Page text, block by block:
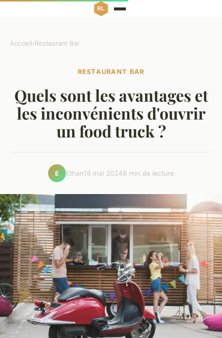
Accueil›Restaurant Bar
RESTAURANT BAR
Quels sont les avantages et
les inconvénients d'ouvrir
un food truck ?
E Ethan18 mai 20246 min de lecture